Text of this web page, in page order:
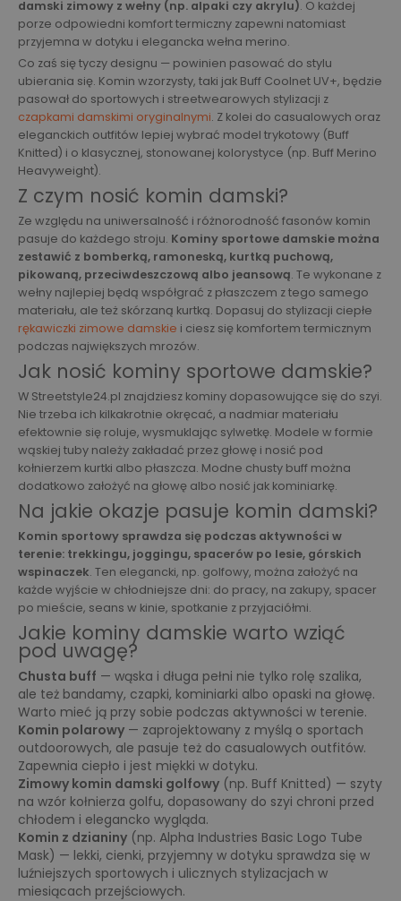
damski zimowy z wełny (np. alpaki czy akrylu). O każdej
porze odpowiedni komfort termiczny zapewni natomiast
przyjemna w dotyku i elegancka wełna merino.
Co zaś się tyczy designu — powinien pasować do stylu
ubierania się. Komin wzorzysty, taki jak Buff Coolnet UV+, będzie
pasował do sportowych i streetwearowych stylizacji z
czapkami damskimi oryginalnymi. Z kolei do casualowych oraz
eleganckich outfitów lepiej wybrać model trykotowy (Buff
Knitted) i o klasycznej, stonowanej kolorystyce (np. Buff Merino
Heavyweight).
Z czym nosić komin damski?
Ze względu na uniwersalność i różnorodność fasonów komin
pasuje do każdego stroju. Kominy sportowe damskie można
zestawić z bomberką, ramoneską, kurtką puchową,
pikowaną, przeciwdeszczową albo jeansową. Te wykonane z
wełny najlepiej będą współgrać z płaszczem z tego samego
materiału, ale też skórzaną kurtką. Dopasuj do stylizacji ciepłe
rękawiczki zimowe damskie i ciesz się komfortem termicznym
podczas największych mrozów.
Jak nosić kominy sportowe damskie?
W Streetstyle24.pl znajdziesz kominy dopasowujące się do szyi.
Nie trzeba ich kilkakrotnie okręcać, a nadmiar materiału
efektownie się roluje, wysmuklając sylwetkę. Modele w formie
wąskiej tuby należy zakładać przez głowę i nosić pod
kołnierzem kurtki albo płaszcza. Modne chusty buff można
dodatkowo założyć na głowę albo nosić jak kominiarkę.
Na jakie okazje pasuje komin damski?
Komin sportowy sprawdza się podczas aktywności w
terenie: trekkingu, joggingu, spacerów po lesie, górskich
wspinaczek. Ten elegancki, np. golfowy, można założyć na
każde wyjście w chłodniejsze dni: do pracy, na zakupy, spacer
po mieście, seans w kinie, spotkanie z przyjaciółmi.
Jakie kominy damskie warto wziąć
pod uwagę?
Chusta buff — wąska i długa pełni nie tylko rolę szalika,
ale też bandamy, czapki, kominiarki albo opaski na głowę.
Warto mieć ją przy sobie podczas aktywności w terenie.
Komin polarowy — zaprojektowany z myślą o sportach
outdoorowych, ale pasuje też do casualowych outfitów.
Zapewnia ciepło i jest miękki w dotyku.
Zimowy komin damski golfowy (np. Buff Knitted) — szyty
na wzór kołnierza golfu, dopasowany do szyi chroni przed
chłodem i elegancko wygląda.
Komin z dzianiny (np. Alpha Industries Basic Logo Tube
Mask) — lekki, cienki, przyjemny w dotyku sprawdza się w
luźniejszych sportowych i ulicznych stylizacjach w
miesiącach przejściowych.